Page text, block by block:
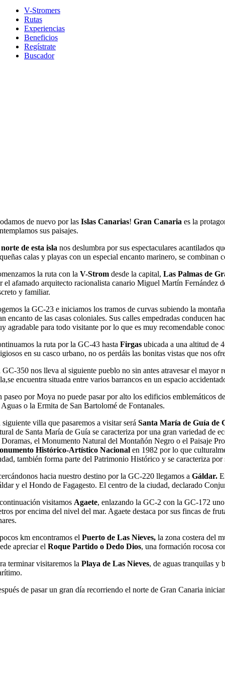
V-Stromers
Rutas
Experiencias
Beneficios
Regístrate
Buscador
de nuevo por las Islas Canarias! Gran Canaria es la
sus paisajes.
norte de esta isla nos deslumbra por sus espectaculares acantilados
calas y playas con un especial encanto marinero, se combinan
la ruta con la V-Strom desde la capital, Las Palmas de
el afamado arquitecto racionalista canario Miguel Martín Fernández
y familiar.
la GC-23 e iniciamos los tramos de curvas subiendo la
encanto de las casas coloniales. Sus calles empedradas conducen
agradable para todo visitante por lo que es muy recomendable
la ruta por la GC-43 hasta Firgas ubicada a una altitud de
en su casco urbano, no os perdáis las bonitas vistas que nos
GC-350 nos lleva al siguiente pueblo no sin antes atravesar el mayor
encuentra situada entre varios barrancos en un espacio
paseo por Moya no puede pasar por alto los edificios emblemáticos
Aguas o la Ermita de San Bartolomé de Fontanales.
siguiente villa que pasaremos a visitar será Santa María de Guía de
de Santa María de Guía se caracteriza por una gran variedad de
Doramas, el Monumento Natural del Montañón Negro o el Paisaje
Histórico-Artístico Nacional en 1982 por lo que
también forma parte del Patrimonio Histórico y se caracteriza
hacia nuestro destino por la GC-220 llegamos a Gáldar.
y el Hondo de Fagagesto. El centro de la ciudad, declarado
visitamos Agaete, enlazando la GC-2 con la GC-172
por encima del nivel del mar. Agaete destaca por sus fincas de
km encontramos el Puerto de Las Nieves,la zona costera del
apreciar el Roque Partido o Dedo Dios, una formación rocosa
terminar visitaremos la Playa de Las Nieves, de aguas tranquilas y
de pasar un gran día recorriendo el norte de Gran Canaria